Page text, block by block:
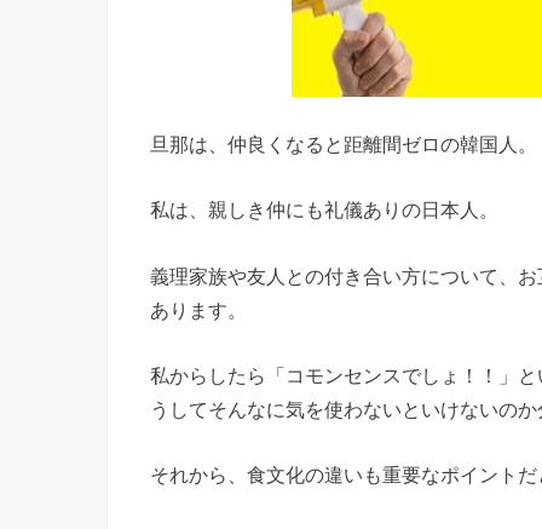
旦那は、仲良くなると距離間ゼロの韓国人。
私は、親しき仲にも礼儀ありの日本人。
義理家族や友人との付き合い方について、
あります。
私からしたら「コモンセンスでしょ！！」
うしてそんなに気を使わないといけないの
それから、食文化の違いも重要なポイント